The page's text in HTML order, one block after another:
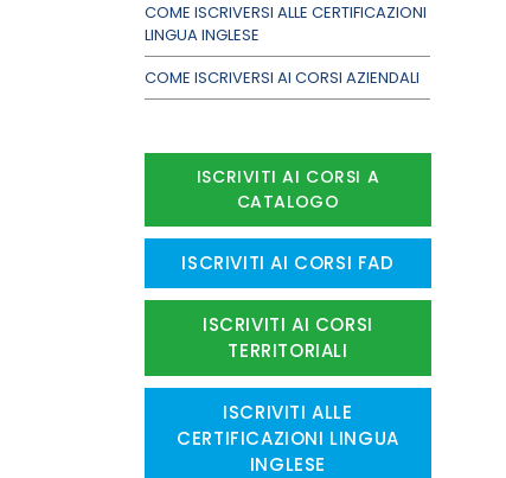
COME ISCRIVERSI ALLE CERTIFICAZIONI
LINGUA INGLESE
COME ISCRIVERSI AI CORSI AZIENDALI
ISCRIVITI AI CORSI A
CATALOGO
ISCRIVITI AI CORSI FAD
ISCRIVITI AI CORSI
TERRITORIALI
ISCRIVITI ALLE
CERTIFICAZIONI LINGUA
INGLESE